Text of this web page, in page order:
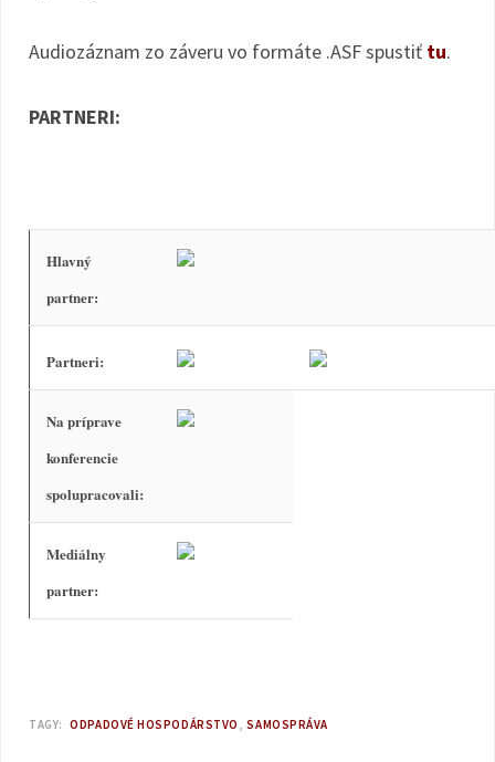
Audiozáznam zo záveru vo formáte .ASF spustiť tu.
PARTNERI:
Hlavný
partner:
Partneri:
Na príprave
konferencie
spolupracovali:
Mediálny
partner:
TAGY: ODPADOVÉ HOSPODÁRSTVO SAMOSPRÁVA